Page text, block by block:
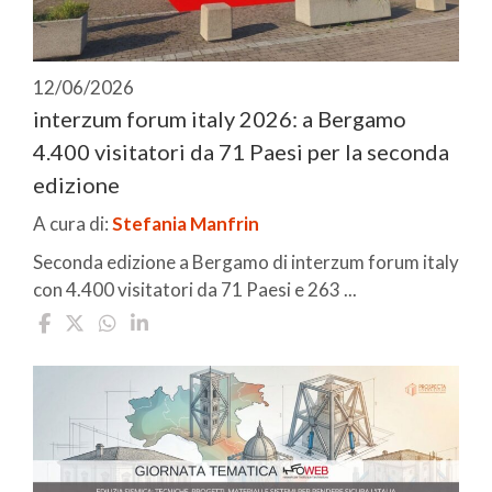
12/06/2026
interzum forum italy 2026: a Bergamo
4.400 visitatori da 71 Paesi per la seconda
edizione
A cura di:Stefania Manfrin
Seconda edizione a Bergamo di interzum forum italy
con 4.400 visitatori da 71 Paesi e 263 ...